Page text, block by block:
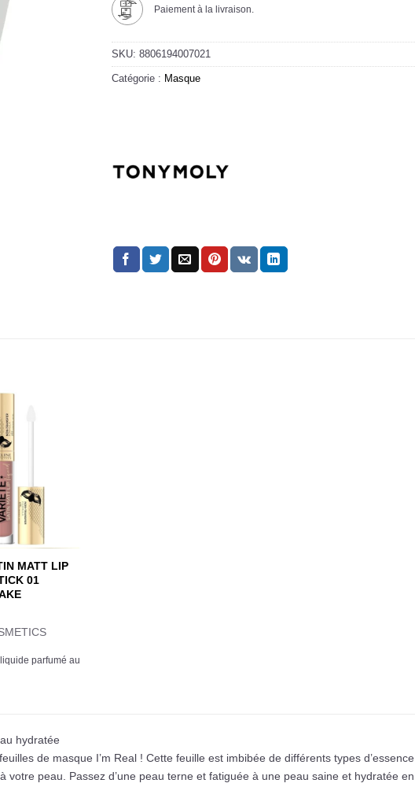
Paiement à la livraison.
SKU: 8806194007021
Catégorie : Masque
MATT LIP
01
parfumé au
hydratée
de masque I’m Real ! Cette feuille est imbibée de différents types
votre peau. Passez d’une peau terne et fatiguée à une peau saine et hydratée